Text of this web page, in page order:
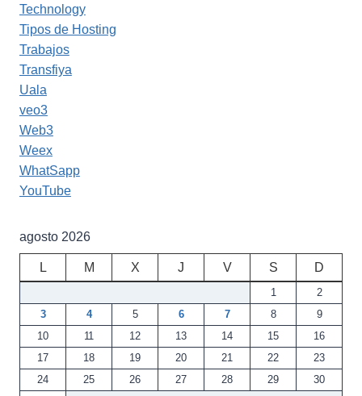
Technology
Tipos de Hosting
Trabajos
Transfiya
Uala
veo3
Web3
Weex
WhatSapp
YouTube
agosto 2026
L M X J V S D
1
2
3
4 5 6 7 8
9
10
11 12 13 14 15
16
17
18 19 20 21 22
23
24
25 26 27 28 29
30